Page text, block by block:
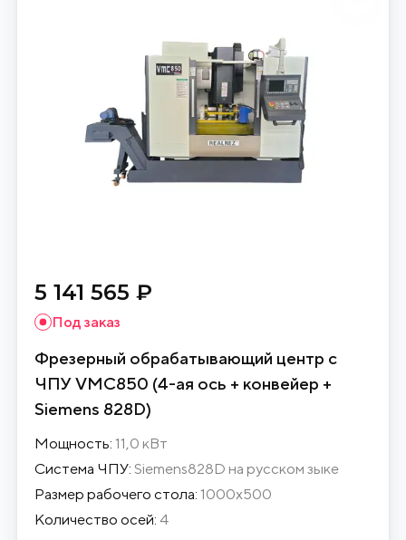
5 141 565 ₽
Под заказ
Фрезерный обрабатывающий центр с
ЧПУ VMC850 (4-ая ось + конвейер +
Siemens 828D)
Мощность: 11,0 кВт
Система ЧПУ: Siemens828D на русском зыке
Размер рабочего стола: 1000х500
Количество осей: 4